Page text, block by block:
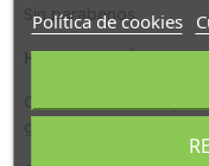
Sin parabenos.
HIPOALERGÉNICAS.
Política de cookies